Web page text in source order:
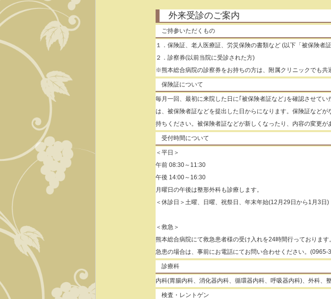
外来受診のご案内
ご持参いただくもの
１．保険証、老人医療証、労災保険の書類など (以下「被保険者
２．診察券(以前当院に受診された方)
※熊本総合病院の診察券をお持ちの方は、附属クリニックでも共
保険証について
毎月一回、最初に来院した日に｢被保険者証など｣を確認させて
は、被保険者証などを提出した日からになります。保険証など
持ちください。被保険者証などが新しくなったり、内容の変更が
受付時間について
＜平日＞
午前 08:30～11:30
午後 14:00～16:30
月曜日の午後は整形外科も診療します。
＜休診日＞土曜、日曜、祝祭日、年末年始(12月29日から1月3日)
＜救急＞
熊本総合病院にて救急患者様の受け入れを24時間行っております。
急患の場合は、事前にお電話にてお問い合わせください。(0965-
診療科
内科(胃腸内科、消化器内科、循環器内科、呼吸器内科)、外科、
検査・レントゲン